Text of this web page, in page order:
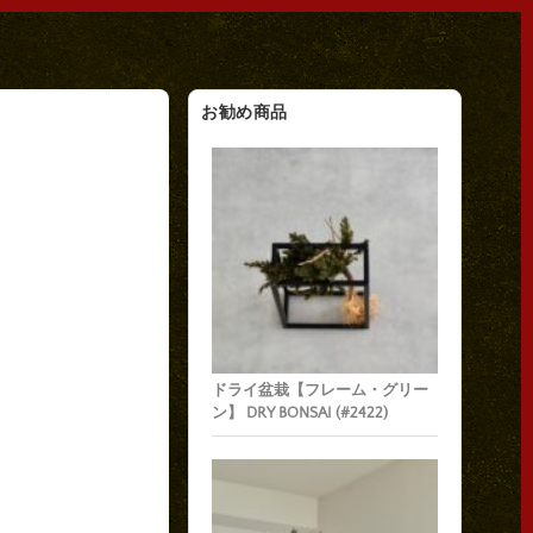
お勧め商品
ドライ盆栽【フレーム・グリー
ン】 DRY BONSAI (#2422)